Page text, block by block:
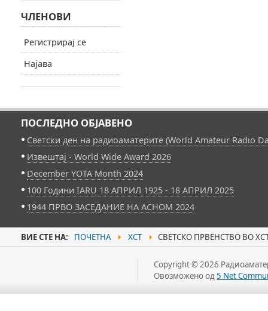
ЧЛЕНОВИ
Регистрирај се
Најава
ПОСЛЕДНО ОБЈАВЕНО
Светски ден на радиоаматерите (World Amateur Radio
Извештај - World Wide Award 2026
December YOTA Month 2024
100 Години IARU 18 АПРИЛ 1925 - 18 АПРИЛ 2025
1944 ПРВО ЗАСЕДАНИЕ НА АСНОМ 2024
ВИЕ СТЕ НА: ПОЧЕТНА ХСТ СВЕТСКО ПРВЕНСТВО ВО
Copyright © 2026
Овозможено од5 Net